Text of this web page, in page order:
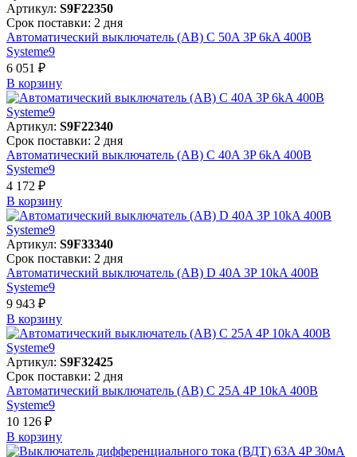
Артикул: S9F22350
Срок поставки: 2 дня
Автоматический выключатель (АВ) C 50A 3P 6kA 400В
Systeme9
6 051 ₽
В корзинy
Артикул: S9F22340
Срок поставки: 2 дня
Автоматический выключатель (АВ) C 40A 3P 6kA 400В
Systeme9
4 172 ₽
В корзинy
Артикул: S9F33340
Срок поставки: 2 дня
Автоматический выключатель (АВ) D 40A 3P 10kA 400В
Systeme9
9 943 ₽
В корзинy
Артикул: S9F32425
Срок поставки: 2 дня
Автоматический выключатель (АВ) C 25A 4P 10kA 400В
Systeme9
10 126 ₽
В корзинy